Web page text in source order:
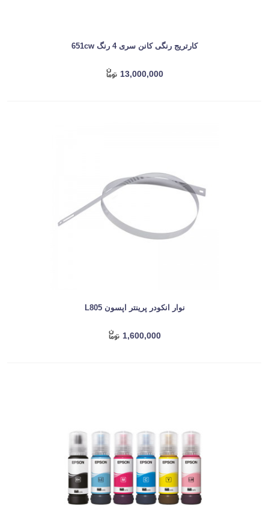
کارتریج رنگی کانن سری 4 رنگ 651cw
13,000,000
نوار انکودر پرینتر اپسون L805
1,600,000